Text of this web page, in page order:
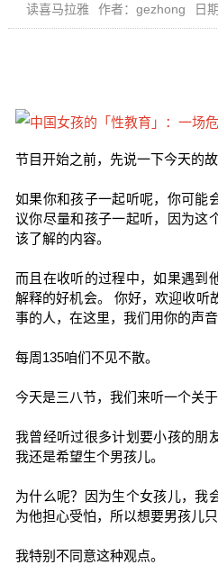
读喜马拉雅 作者：gezhong 日
节目开始之前，先说一下今天的
如果你和孩子一起听呢，你可能
议你尽量和孩子一起听，因为这
该了解的内容。
而且在收听的过程中，如果遇到
解释的好机会。 你好，欢迎收听
事的人，在这里，我们用你的声音
每周135咱们不见不散。
今天是三八节，我们来听一个关于
我曾经听过很多计划要小孩的朋
我还是希望生个男孩儿。
为什么呢？因为生个女孩儿，我
为他担心受怕，所以想要男孩儿只
我特别不同意这种观点。